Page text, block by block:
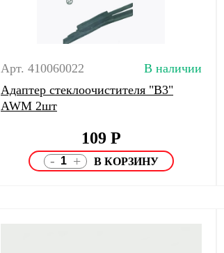
Арт. 410060022
В наличии
Адаптер стеклоочистителя "B3"
AWM 2шт
109 Р
- +